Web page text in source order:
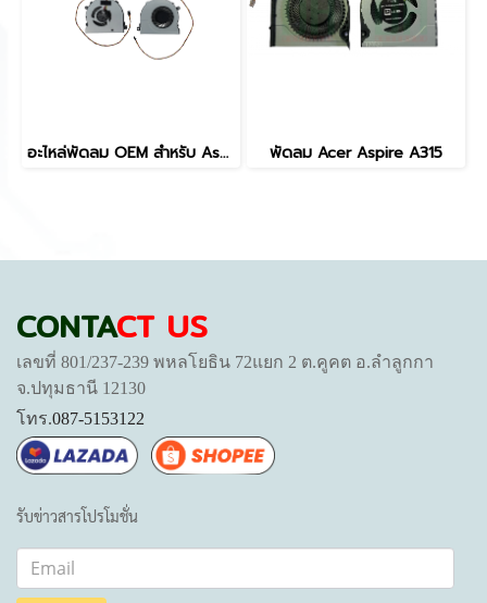
อะไหล่พัดลม OEM สำหรับ Aspire C22-860 C24-865 C22-960 C24-960 AIO 3 Pin แบน 5V 0.5A อะไหล่พัดลมระบายความร้อน FAAC053 พัดลม Acer Aspire A315
CONTACT US
เลขที่ 801/237-239 พหลโยธิน 72แยก 2 ต.คูคต อ.ลำลูกกา
จ.ปทุมธานี 12130
โทร.087-5153122
รับข่าวสารโปรโมชั่น